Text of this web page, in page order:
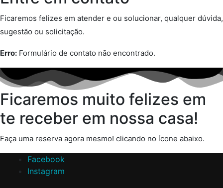
Ficaremos felizes em atender e ou solucionar, qualquer dúvida,
sugestão ou solicitação.
Erro: Formulário de contato não encontrado.
Ficaremos muito felizes em
te receber em nossa casa!
Faça uma reserva agora mesmo! clicando no ícone abaixo.
Facebook
Instagram